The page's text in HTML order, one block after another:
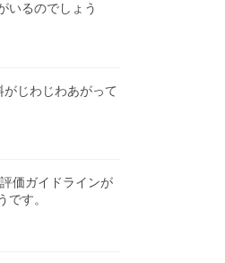
いるのでしょう
じわじわあがって
価ガイドラインが
です。